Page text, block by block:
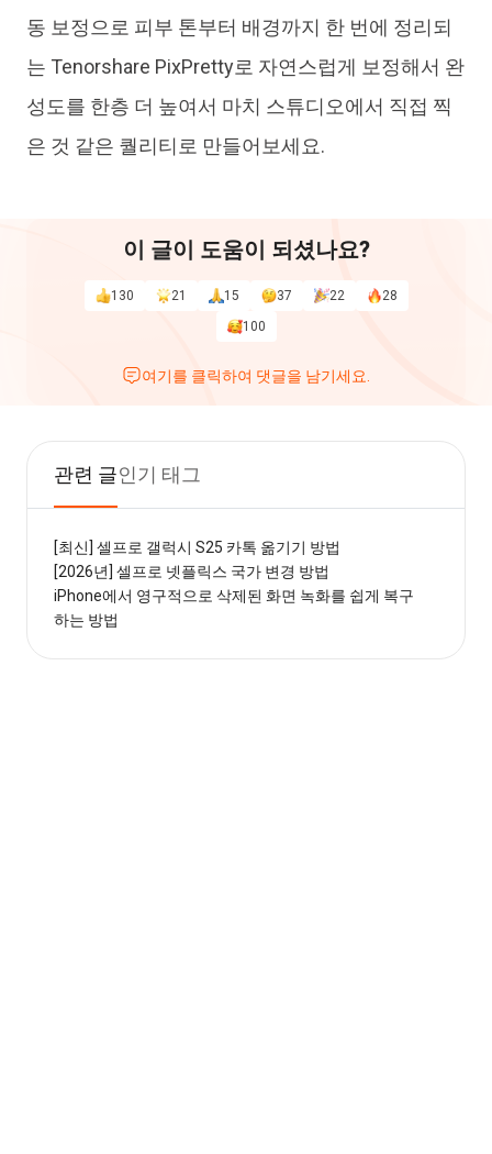
동 보정으로 피부 톤부터 배경까지 한 번에 정리되
는 Tenorshare PixPretty로 자연스럽게 보정해서 완
성도를 한층 더 높여서 마치 스튜디오에서 직접 찍
은 것 같은 퀄리티로 만들어보세요.
이 글이 도움이 되셨나요?
130 21 15 37 22
28
100
여기를 클릭하여 댓글을 남기세요.
관련 글인기 태그
[최신] 셀프로 갤럭시 S25 카톡 옮기기 방법
[2026년] 셀프로 넷플릭스 국가 변경 방법
iPhone에서 영구적으로 삭제된 화면 녹화를 쉽게 복구
하는 방법